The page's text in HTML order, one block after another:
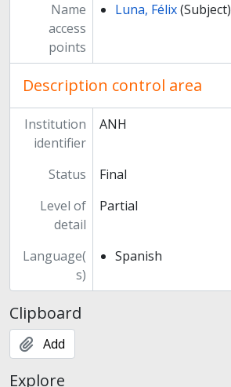
Name
access
points
Luna, Félix(Subject)
Description control area
Institution
identifier
ANH
Status
Final
Level of
detail
Partial
Language(
s)
Spanish
Clipboard
Add
Explore